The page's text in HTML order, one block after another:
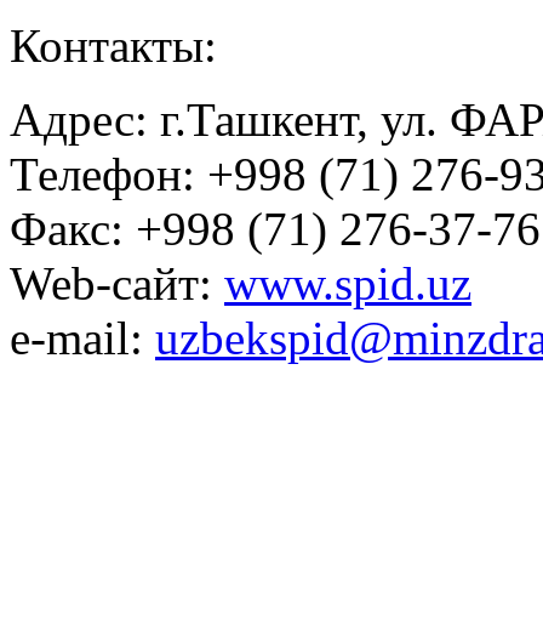
Контакты:
Адрес: г.Ташкент, ул.
Телефон: +998 (71) 276-
Факс: +998 (71) 276-37-76
Web-сайт: www.spid.uz
e-mail: